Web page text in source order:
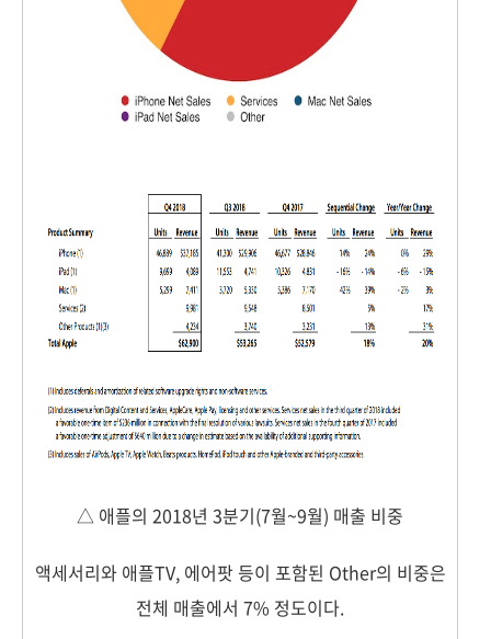
△ 애플의 2018년 3분기(7월~9월) 매출 비중
액세서리와 애플TV, 에어팟 등이 포함된 Other의 비중은
전체 매출에서 7% 정도이다.